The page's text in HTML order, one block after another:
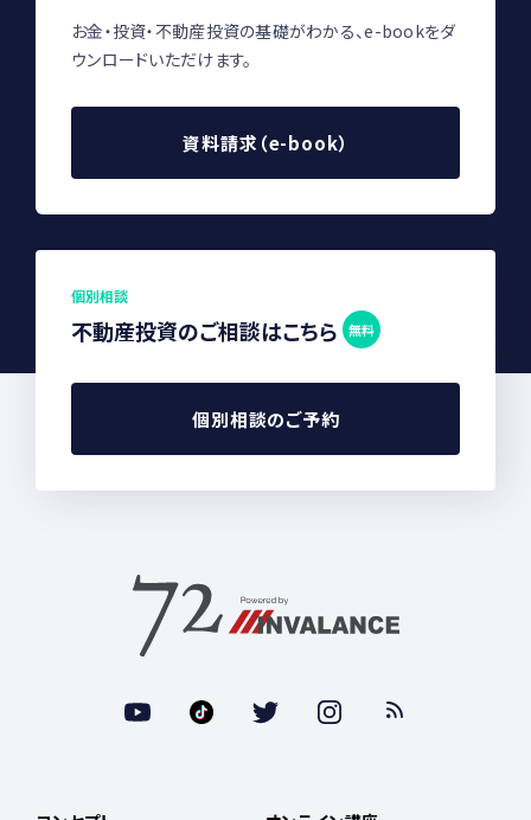
お金・投資・不動産投資の基礎がわかる、e-bookをダ
ウンロードいただけます。
資料請求（e-book）
個別相談
不動産投資のご相談はこちら 無料
個別相談のご予約